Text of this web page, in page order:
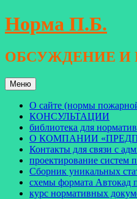
Перейти
к
Норма П.Б.
ОБСУЖДЕНИЕ И
Меню
О сайте (нормы
КОНСУЛЬТАЦИИ
библиотека для
О КОМПАНИИ
Контакты для связи с
проектирование систем
Сборник уникальных
схемы формата Автокад
курс нормативных